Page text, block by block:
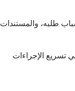
طلبه، والمستندات
تسريع الإجراءات